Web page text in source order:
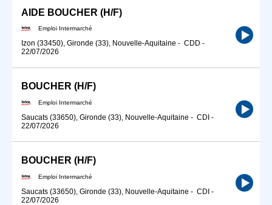
AIDE BOUCHER (H/F)
Emploi Intermarché
Izon (33450), Gironde (33), Nouvelle-Aquitaine - CDD -
22/07/2026
BOUCHER (H/F)
Emploi Intermarché
Saucats (33650), Gironde (33), Nouvelle-Aquitaine - CDI -
22/07/2026
BOUCHER (H/F)
Emploi Intermarché
Saucats (33650), Gironde (33), Nouvelle-Aquitaine - CDI -
22/07/2026